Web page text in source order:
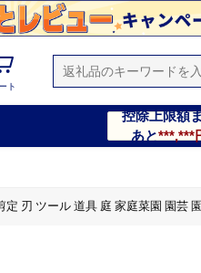
ト
控除上限額
あと***,***
刃 ツール 道具 庭 家庭菜園 園芸